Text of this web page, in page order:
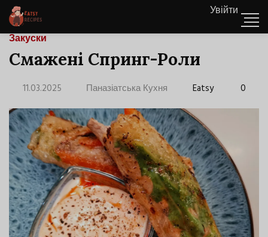
Увійти
Закуски
Смажені Спринг-Роли
11.03.2025 Паназіатська Кухня Eatsy 0